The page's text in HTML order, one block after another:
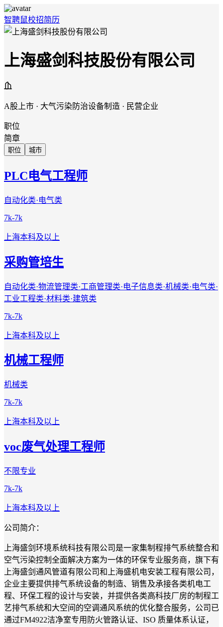
智聘鼠校招简历
上海盛剑科技股份有限公司
A股上市 · 大气污染防治设备制造 · 民营企业
职位
简章
职位 城市
PLC电气工程师
自动化类·电气类
7k-7k
上海本科及以上
采购管培生
自动化类·物流管理类·工商管理类·电子信息类·机械类·电气类·
工业工程类·材料类·建筑类
7k-7k
上海本科及以上
机械工程师
机械类
7k-7k
上海本科及以上
voc废气处理工程师
不限专业
7k-7k
上海本科及以上
公司简介：
上海盛剑环境系统科技有限公司是一家集制程排气系统整合和
空气污染控制全面解决方案为一体的环保专业服务商，旗下有
上海盛剑通风管道有限公司和上海盛机电安装工程有限公司，
企业主要提供排气系统设备的制造、销售及承接各类机电工
程、环保工程的设计与安装，并提供各类高科技厂房的制程工
艺排气系统和大空间的空调通风系统的优化整合服务，公司已
通过FM4922洁净室专用防火管路认证、ISO 质量体系认证，